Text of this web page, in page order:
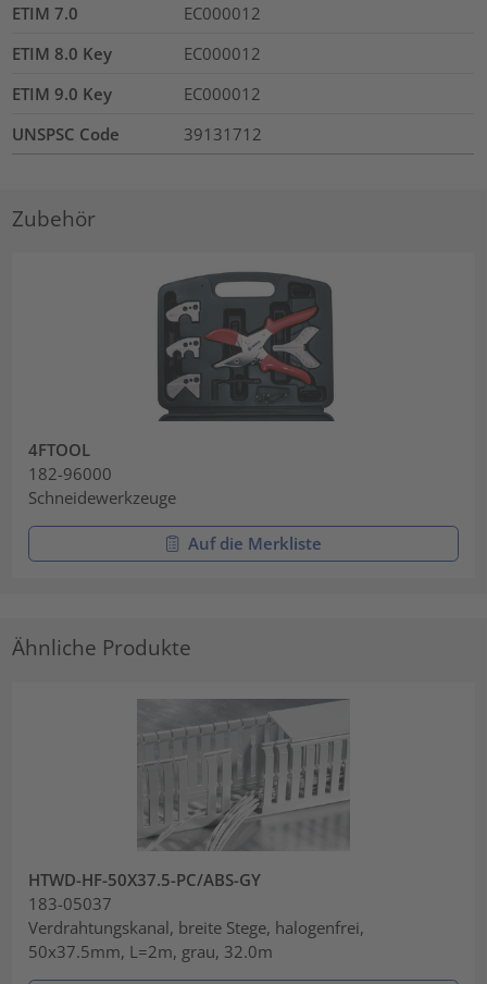
ETIM 7.0
EC000012
ETIM 8.0 Key
EC000012
ETIM 9.0 Key
EC000012
UNSPSC Code
39131712
Zubehör
4FTOOL
182-96000
Schneidewerkzeuge
Auf die Merkliste
Ähnliche Produkte
HTWD-HF-50X37.5-PC/ABS-GY
183-05037
Verdrahtungskanal, breite Stege, halogenfrei,
50x37.5mm, L=2m, grau, 32.0m